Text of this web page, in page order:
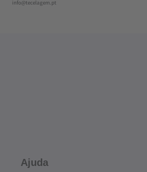
info@tecelagem.pt
Ajuda